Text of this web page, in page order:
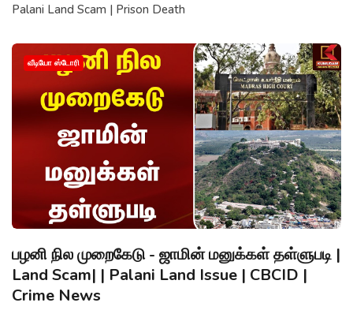
Palani Land Scam | Prison Death
வீடியோ ஸ்டோரி
பழனி நில முறைகேடு - ஜாமின் மனுக்கள் தள்ளுபடி |
Land Scam| | Palani Land Issue | CBCID |
Crime News